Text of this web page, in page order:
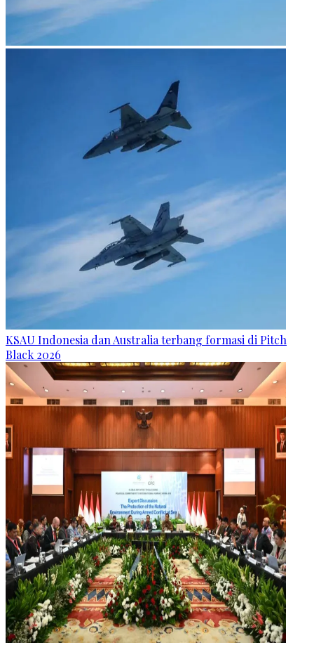
KSAU Indonesia dan Australia terbang formasi di Pitch
Black 2026